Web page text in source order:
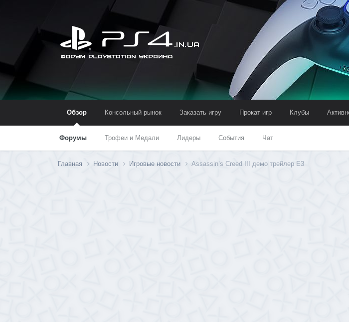
Обзор
Форумы Трофеи и Медали Лидеры События Чат
Консольный рынок Заказать игру Прокат игр Клубы
Главная Новости Игровые новости Assassin’s Creed III демо трейлер E3